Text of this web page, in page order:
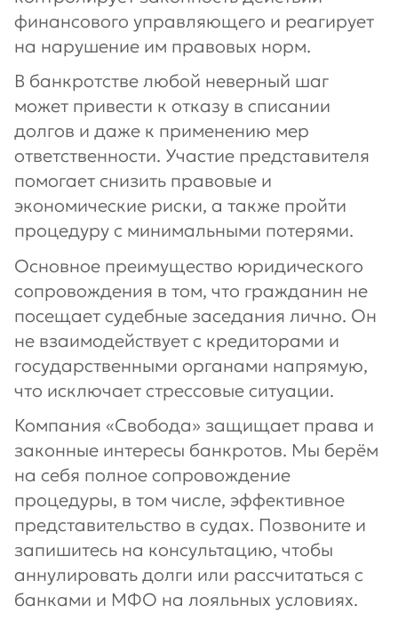
финансового управляющего и реагирует
на нарушение им правовых норм.
В банкротстве любой неверный шаг
может привести к отказу в списании
долгов и даже к применению мер
ответственности. Участие представителя
помогает снизить правовые и
экономические риски, а также пройти
процедуру с минимальными потерями.
Основное преимущество юридического
сопровождения в том, что гражданин не
посещает судебные заседания лично. Он
не взаимодействует с кредиторами и
государственными органами напрямую,
что исключает стрессовые ситуации.
Компания «Свобода» защищает права и
законные интересы банкротов. Мы берём
на себя полное сопровождение
процедуры, в том числе, эффективное
представительство в судах. Позвоните и
запишитесь на консультацию, чтобы
аннулировать долги или рассчитаться с
банками и МФО на лояльных условиях.